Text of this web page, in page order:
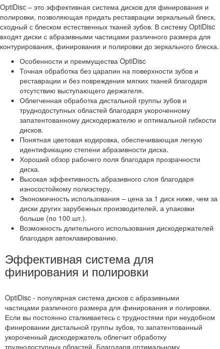
OptiDisc – это эффективная система дисков для финирования и
полировки, позволяющая придать реставрации зеркальный блеск,
сходный с блеском естественных тканей зубов. В систему OptiDisc
входят диски с абразивными частицами различного размера для
контурирования, финирования и полировки до зеркального блеска.
Особенности и преимущества OptiDisc
Точная обработка без царапин на поверхности зубов и
реставрации и без повреждения мягких тканей благодаря
отсутствию выступающего держателя.
Облегченная обработка дистальной группы зубов и
труднодоступных областей благодаря укороченному
запатентованному дискодержателю и оптимальной гибкости
дисков.
Понятная цветовая кодировка, обеспечивающая легкую
идентификацию степени абразивности диска.
Хороший обзор рабочего поля благодаря прозрачности
диска.
Высокая эффективность абразивного слоя благодаря
износостойкому полиэстеру.
Экономичность использования – цена за 1 диск ниже, чем за
диски других зарубежных производителей, а упаковки
больше (по 100 шт.).
Возможность длительного использования дискодержателей
благодаря автоклавированию.
Эффективная система для
финирования и полировки
OptiDisc - популярная система дисков с абразивными
частицами различного размера для финирования и полировки.
Если вы постоянно сталкиваетесь с трудностями при неудобном
финировании дистальной группы зубов, то запатентованный
укороченный дискодержатель облегчит обработку
труднодоступных областей. Благодаря оптимальному